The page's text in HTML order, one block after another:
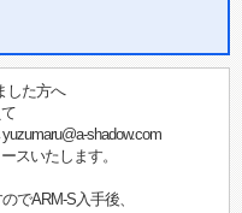
した方へ
shadow.com
スいたします。
でARM-S入手後、